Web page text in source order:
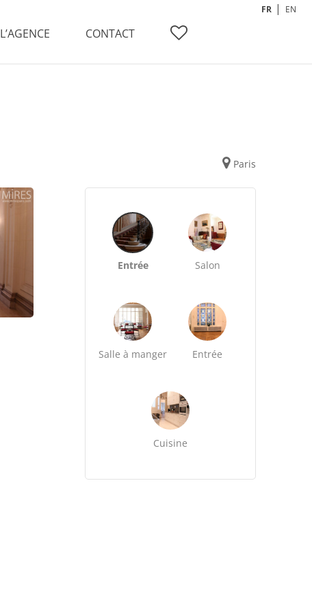
L’AGENCE CONTACT
FR EN
Paris
Entrée Salon
Salle à manger Entrée
Cuisine